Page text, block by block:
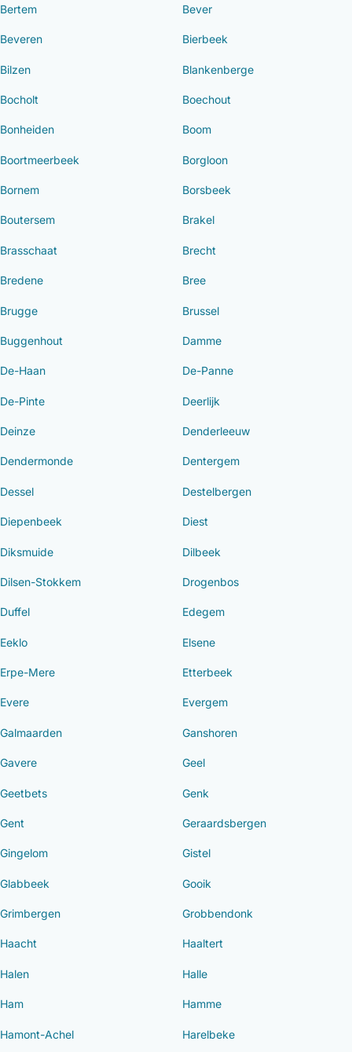
Bertem Bever
Beveren Bierbeek
Bilzen Blankenberge
Bocholt Boechout
Bonheiden Boom
Boortmeerbeek Borgloon
Bornem Borsbeek
Boutersem Brakel
Brasschaat Brecht
Bredene Bree
Brugge Brussel
Buggenhout Damme
De-Haan De-Panne
De-Pinte Deerlijk
Deinze Denderleeuw
Dendermonde Dentergem
Dessel Destelbergen
Diepenbeek Diest
Diksmuide Dilbeek
Dilsen-Stokkem Drogenbos
Duffel Edegem
Eeklo Elsene
Erpe-Mere Etterbeek
Evere Evergem
Galmaarden Ganshoren
Gavere Geel
Geetbets Genk
Gent Geraardsbergen
Gingelom Gistel
Glabbeek Gooik
Grimbergen Grobbendonk
Haacht Haaltert
Halen Halle
Ham Hamme
Hamont-Achel Harelbeke